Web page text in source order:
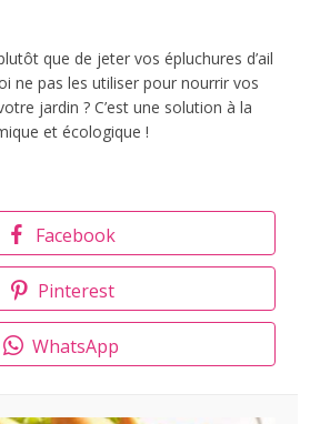
que de jeter vos épluchures d’ail
ne pas les utiliser pour nourrir vos
jardin ? C’est une solution à la
et écologique !
Facebook
Pinterest
WhatsApp